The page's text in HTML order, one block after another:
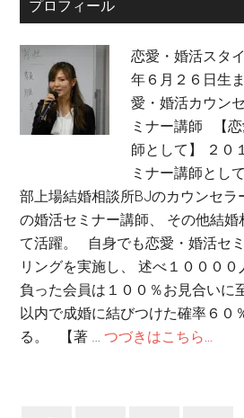
プロフィール
恋愛・婚活スタ
年６月２６日生
愛・婚活カウン
ミナー講師 【
師として】 ２０
ミナー講師とし
部上場結婚相談所BJのカウンセラ
の婚活セミナー講師、 その他結婚
て活躍。 自身でも恋愛・婚活セ
リングを実施し、 述べ１０００
負った会員は１００％お見合いに
以内で成婚に結びつけた確率６０
る。 【著 …つづきはこちら...